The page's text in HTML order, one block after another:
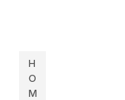
H
O
M